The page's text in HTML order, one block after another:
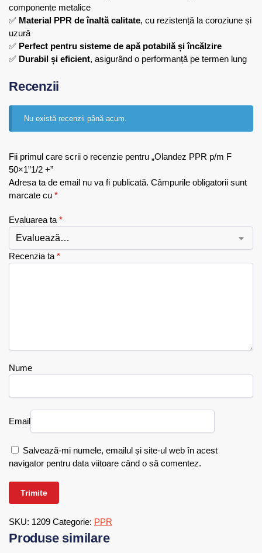
componente metalice
✅ Material PPR de înaltă calitate, cu rezistență la coroziune și
uzură
✅ Perfect pentru sisteme de apă potabilă și încălzire
✅ Durabil și eficient, asigurând o performanță pe termen lung
Recenzii
Nu există recenzii până acum.
Fii primul care scrii o recenzie pentru „Olandez PPR p/m F
50×1”1/2 +”
Adresa ta de email nu va fi publicată. Câmpurile obligatorii sunt
marcate cu *
Evaluarea ta *
Recenzia ta *
Nume
Email
Salvează-mi numele, emailul și site-ul web în acest
navigator pentru data viitoare când o să comentez.
SKU: 1209 Categorie: PPR
Produse similare